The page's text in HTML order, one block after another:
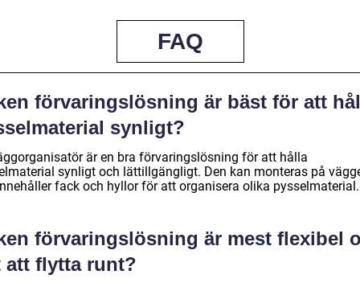
FAQ
förvaringslösning är bäst för att
synligt?
är en bra förvaringslösning för att hålla
synligt och lättillgängligt. Den kan monteras på
fack och hyllor för att organisera olika pysselmaterial.
förvaringslösning är mest flexibel
att flytta runt?